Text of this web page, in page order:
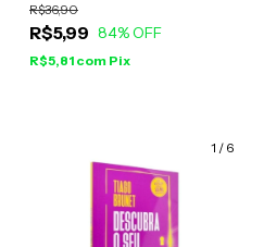
R$5,99
R$36,90
84% OFF
R$5,81 com Pix
1 / 6